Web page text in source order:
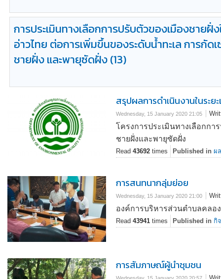
การประเมินทางเลือกการปรับตัวของเมืองชายฝั่
อ่าวไทย ต่อการเพิ่มขึ้นของระดับน้ำทะเล การกัดเ
ชายฝั่ง และพายุซัดฝั่ง (13)
สรุปผลการดำเนินงานในระย
Wednesday, 15 January 2020 21:05
โครงการประเมินทางเลือกกา
ชายฝั่งและพายุซัดฝั่ง
Read 43692 times Published in ผ
การสนทนากลุ่มย่อย
Wednesday, 15 January 2020 21:00
องค์การบริหารส่วนตำบลคล
Read 43941 times Published in กิ
การสัมภาษณ์ผู้นำชุมชน
Wednesday, 15 January 2020 20:57